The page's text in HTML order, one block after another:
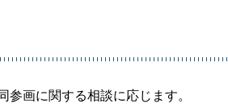
画に関する相談に応じます。